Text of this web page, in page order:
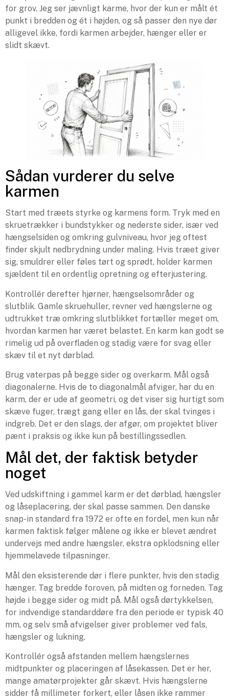
for grov. Jeg ser jævnligt karme, hvor der kun er målt ét
punkt i bredden og ét i højden, og så passer den nye dør
alligevel ikke, fordi karmen arbejder, hænger eller er
slidt skævt.
Sådan vurderer du selve
karmen
Start med træets styrke og karmens form. Tryk med en
skruetrækker i bundstykker og nederste sider, især ved
hængselsiden og omkring gulvniveau, hvor jeg oftest
finder skjult nedbrydning under maling. Hvis træet giver
sig, smuldrer eller føles tørt og sprødt, holder karmen
sjældent til en ordentlig opretning og efterjustering.
Kontrollér derefter hjørner, hængselsområder og
slutblik. Gamle skruehuller, revner ved hængslerne og
udtrukket træ omkring slutblikket fortæller meget om,
hvordan karmen har været belastet. En karm kan godt se
rimelig ud på overfladen og stadig være for svag eller
skæv til et nyt dørblad.
Brug vaterpas på begge sider og overkarm. Mål også
diagonalerne. Hvis de to diagonalmål afviger, har du en
karm, der er ude af geometri, og det viser sig hurtigt som
skæve fuger, trægt gang eller en lås, der skal tvinges i
indgreb. Det er den slags, der afgør, om projektet bliver
pænt i praksis og ikke kun på bestillingssedlen.
Mål det, der faktisk betyder
noget
Ved udskiftning i gammel karm er det dørblad, hængsler
og låseplacering, der skal passe sammen. Den danske
snap-in standard fra 1972 er ofte en fordel, men kun når
karmen faktisk følger målene og ikke er blevet ændret
undervejs med andre hængsler, ekstra opklodsning eller
hjemmelavede tilpasninger.
Mål den eksisterende dør i flere punkter, hvis den stadig
hænger. Tag bredde foroven, på midten og forneden. Tag
højde i begge sider og midt på. Mål også dørtykkelsen,
for indvendige standarddøre fra den periode er typisk 40
mm, og selv små afvigelser giver problemer ved fals,
hængsler og lukning.
Kontrollér også afstanden mellem hængslernes
midtpunkter og placeringen af låsekassen. Det er her,
mange amatørprojekter går skævt. Hvis hængslerne
sidder få millimeter forkert, eller låsen ikke rammer